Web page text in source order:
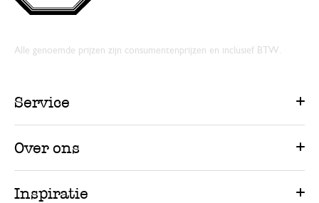
Alle genoemde prijzen zijn consumentenprijzen en inclusief BTW.
Service
Over ons
Inspiratie